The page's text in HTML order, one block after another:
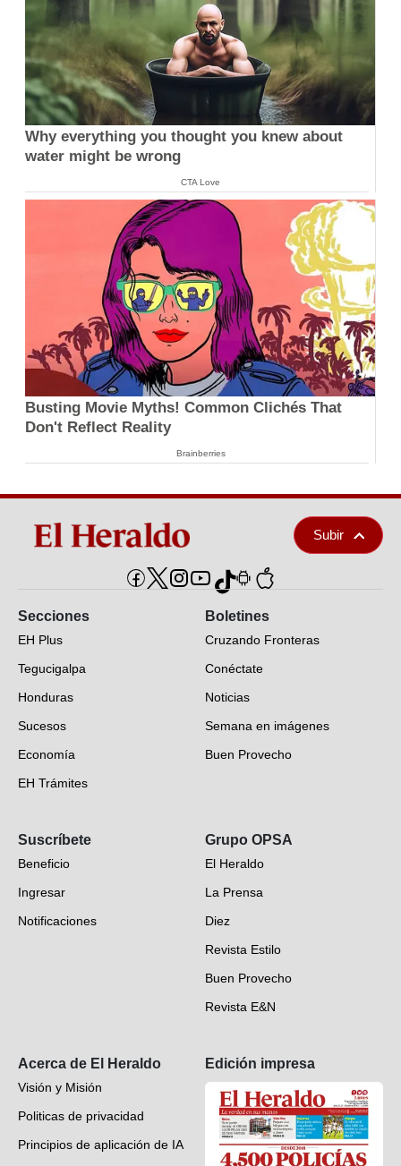
Why everything you thought you knew about
water might be wrong
CTA Love
Busting Movie Myths! Common Clichés That
Don't Reflect Reality
Brainberries
Subir
Secciones
EH Plus
Tegucigalpa
Honduras
Sucesos
Economía
EH Trámites
EH Verifica
Fotogalerías
Deportes
Videos
Boletines
Cruzando Fronteras
Conéctate
Noticias
Semana en imágenes
Buen Provecho
Suscríbete
Beneficio
Ingresar
Notificaciones
Grupo OPSA
El Heraldo
La Prensa
Diez
Revista Estilo
Buen Provecho
Revista E&N
Acerca de El Heraldo
Visión y Misión
Politicas de privacidad
Principios de aplicación de IA
Edición impresa